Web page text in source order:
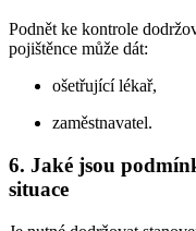
Podnět ke kontrole
pojištěnce může dát:
ošetřující lékař,
zaměstnavatel.
6. Jaké jsou
situace